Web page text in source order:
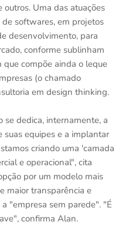
Uma das atuações
softwares, em projetos
desenvolvimento, para
conforme sublinham
compõe ainda o leque
(o chamado
em design thinking.
se dedica, internamente, a
equipes e a implantar
criando uma 'camada
e operacional", cita
por um modelo mais
maior transparência e
"empresa sem parede". "É
confirma Alan.